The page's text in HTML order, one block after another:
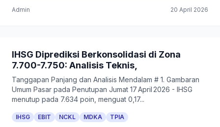
Admin 20 April 2026
IHSG Diprediksi Berkonsolidasi di Zona
7.700-7.750: Analisis Teknis,
Tanggapan Panjang dan Analisis Mendalam # 1. Gambaran
Umum Pasar pada Penutupan Jumat 17 April 2026 - IHSG
menutup pada 7.634 poin, menguat 0,17...
IHSG EBIT NCKL MDKA TPIA